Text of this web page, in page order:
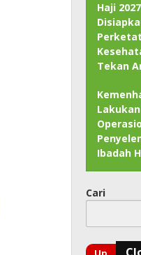
Haji
Tekan
Ibadah
Cari